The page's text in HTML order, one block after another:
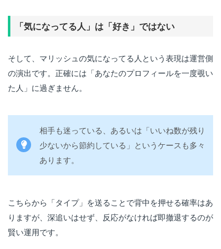
「気になってる人」は「好き」ではない
そして、マリッシュの気になってる人という表現は運営側
の演出です。正確には「あなたのプロフィールを一度覗い
た人」に過ぎません。
相手も迷っている、あるいは「いいね数が残り
少ないから節約している」というケースも多々
あります。
こちらから「タイプ」を送ることで背中を押せる確率はあ
りますが、深追いはせず、反応がなければ即撤退するのが
賢い運用です。